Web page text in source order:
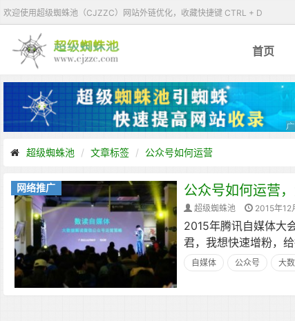
欢迎使用超级蜘蛛池（CJZZC）网站外链优化，收藏快捷键 CTRL + D
首页
超级蜘蛛池 文章标签 公众号如何运营
网络推广 公众号如何运营
超级蜘蛛池 2015年12
2015年腾讯自媒体大
君，我想快速增粉，
自媒体 公众号 大